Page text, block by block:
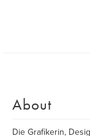
About
Die Grafikerin,